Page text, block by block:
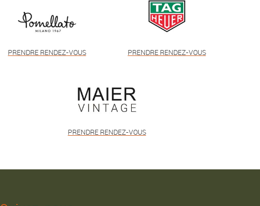
PRENDRE RENDEZ-VOUS PRENDRE RENDEZ-VOUS
PRENDRE RENDEZ-VOUS